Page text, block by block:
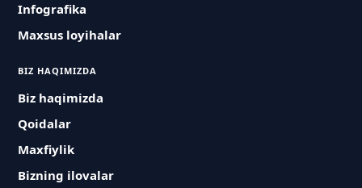
Infografika
Maxsus loyihalar
BIZ HAQIMIZDA
Biz haqimizda
Qoidalar
Maxfiylik
Bizning ilovalar